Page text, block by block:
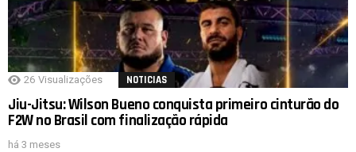
26 Visualizações NOTICIAS
Jiu-Jitsu: Wilson Bueno conquista primeiro cinturão do
F2W no Brasil com finalização rápida
há 3 meses